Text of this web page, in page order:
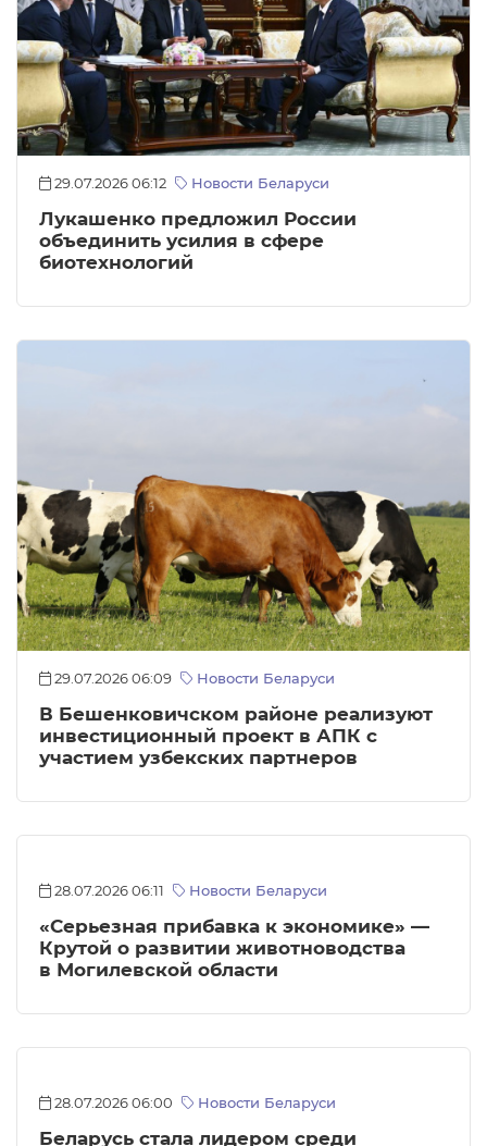
29.07.2026 06:12 Новости Беларуси
Лукашенко предложил России
объединить усилия в сфере
биотехнологий
29.07.2026 06:09 Новости Беларуси
В Бешенковичском районе реализуют
инвестиционный проект в АПК с
участием узбекских партнеров
28.07.2026 06:11 Новости Беларуси
«Серьезная прибавка к экономике» —
Крутой о развитии животноводства
в Могилевской области
28.07.2026 06:00 Новости Беларуси
Беларусь стала лидером среди